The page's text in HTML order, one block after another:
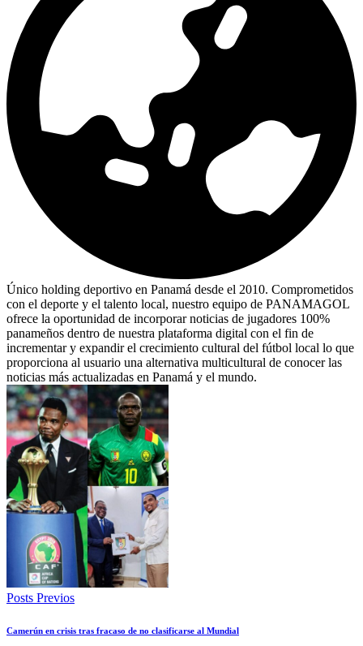
Único holding deportivo en Panamá desde el 2010. Comprometidos
con el deporte y el talento local, nuestro equipo de PANAMAGOL
ofrece la oportunidad de incorporar noticias de jugadores 100%
panameños dentro de nuestra plataforma digital con el fin de
incrementar y expandir el crecimiento cultural del fútbol local lo que
proporciona al usuario una alternativa multicultural de conocer las
noticias más actualizadas en Panamá y el mundo.
Posts Previos
Camerún en crisis tras fracaso de no clasificarse al Mundial